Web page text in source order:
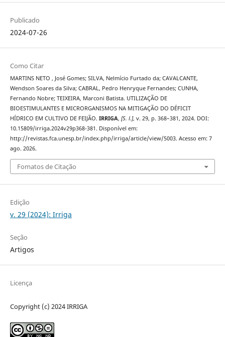
Publicado
2024-07-26
Como Citar
MARTINS NETO , José Gomes; SILVA, Nelmício Furtado da; CAVALCANTE,
Wendson Soares da Silva; CABRAL, Pedro Henryque Fernandes; CUNHA,
Fernando Nobre; TEIXEIRA, Marconi Batista. UTILIZAÇÃO DE
BIOESTIMULANTES E MICRORGANISMOS NA MITIGAÇÃO DO DÉFICIT
HÍDRICO EM CULTIVO DE FEIJÃO. IRRIGA, [S. l.], v. 29, p. 368–381, 2024. DOI:
10.15809/irriga.2024v29p368-381. Disponível em:
http://revistas.fca.unesp.br/index.php/irriga/article/view/5003. Acesso em: 7
ago. 2026.
Fomatos de Citação
Edição
v. 29 (2024): Irriga
Seção
Artigos
Licença
Copyright (c) 2024 IRRIGA